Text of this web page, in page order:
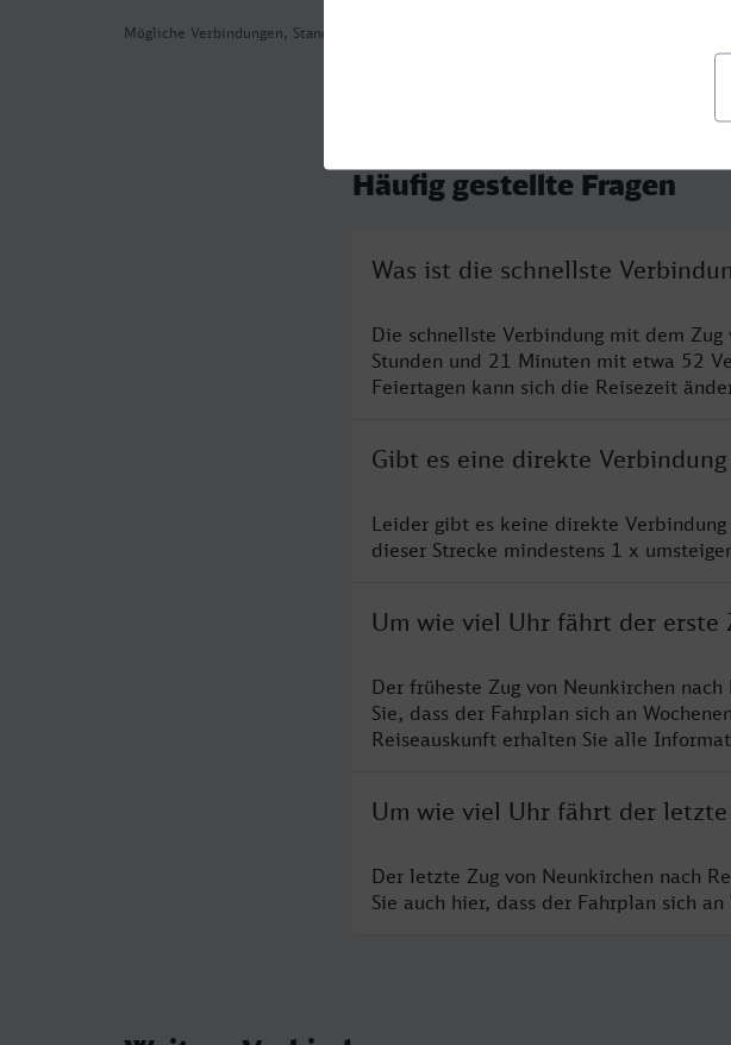
Mögliche Verbindungen, Stand: 2026-08-01 02:07
Häufig gestellte Fragen
Was ist die schnellste
Die schnellste Verbindung mit dem
Stunden und 21 Minuten mit etwa 52
Feiertagen kann sich die Reisezeit
Gibt es eine direkte
Leider gibt es keine direkte Verbindung
dieser Strecke mindestens 1 x
Um wie viel Uhr fährt der erste
Der früheste Zug von Neunkirchen
Sie, dass der Fahrplan sich an
Reiseauskunft erhalten Sie alle
Um wie viel Uhr fährt der letzte
Der letzte Zug von Neunkirchen nach
Sie auch hier, dass der Fahrplan sich